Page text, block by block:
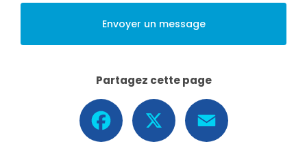
Envoyer un message
Partagez cette page
Facebook